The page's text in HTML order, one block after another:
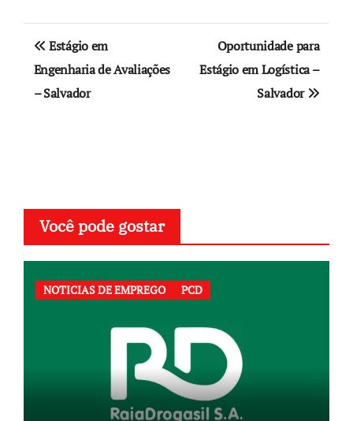
Navegação
de
Post
Estágio em
Engenharia de Avaliações
– Salvador
Oportunidade para
Estágio em Logística –
Salvador
Você pode gostar
NOTICIAS DE EMPREGO PCD